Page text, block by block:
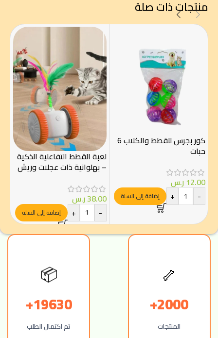
منتجات ذات صلة
كور بجرس للقطط والكلاب 6
حبات
12.00 ر.س
-
+ إضافة إلى السلة
لعبة القطط التفاعلية الذكية
– بهلوانية ذات عجلات وريش
38.00ر.س
-
+ إضافة إلى السلة
🦴
2000+
المنتجات
📦
19630+
تم اكتمال الطلب